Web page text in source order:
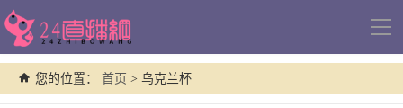
导
您的位置： 首页 > 乌克兰杯